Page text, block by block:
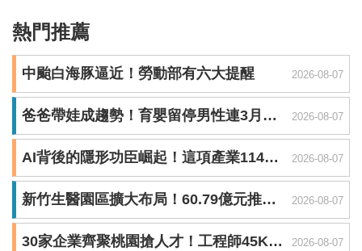
熱門推薦
中颱白海豚逼近！勞動部有六大提醒 2026-08-07
爸爸帶娃成趨勢！育嬰留停男性連3月超越女性 2026-08-07
AI背後的隱形功臣崛起！這項產業114年產值衝上1,936億 2026-08-07
新竹生醫園區擴大布局！60.79億元推動第四生技大樓 2026-08-07
30家企業齊聚桃園搶人才！工程師45K起、門市最高近48K 2026-08-07